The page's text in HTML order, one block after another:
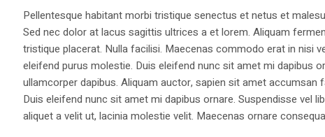
Pellentesque habitant morbi tristique senectus et netus et
Sed nec dolor at lacus sagittis ultrices a et lorem. Aliquam
tristique placerat. Nulla facilisi. Maecenas commodo erat in nisi
eleifend purus molestie. Duis eleifend nunc sit amet mi dapibus
ullamcorper dapibus. Aliquam auctor, sapien sit amet
Duis eleifend nunc sit amet mi dapibus ornare. Suspendisse vel
aliquet a velit ut, lacinia molestie velit. Maecenas ornare